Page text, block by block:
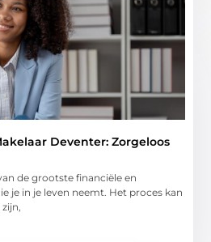
Deventer: Zorgeloos
de grootste financiële en
je in je leven neemt. Het proces kan